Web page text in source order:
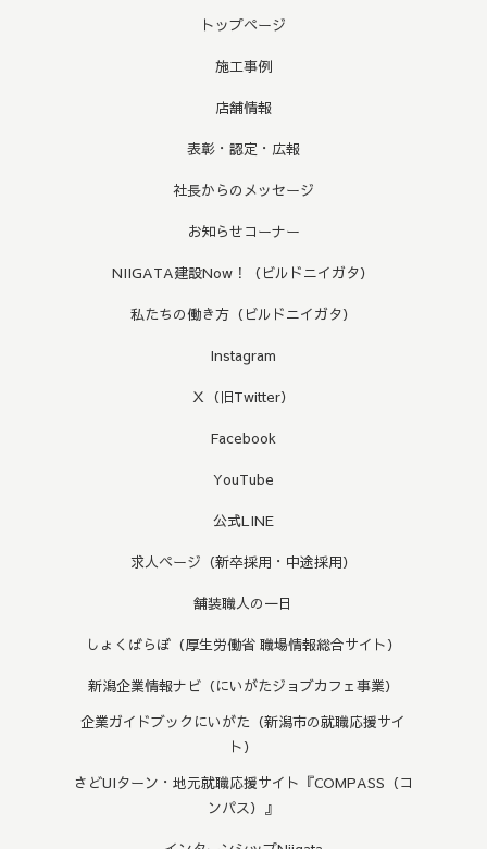
トップページ
施工事例
店舗情報
表彰・認定・広報
社長からのメッセージ
お知らせコーナー
NIIGATA建設Now！（ビルドニイガタ）
私たちの働き方（ビルドニイガタ）
Instagram
Ｘ（旧Twitter）
Facebook
YouTube
公式LINE
求人ページ（新卒採用・中途採用）
舗装職人の一日
しょくばらぼ（厚生労働省 職場情報総合サイト）
新潟企業情報ナビ（にいがたジョブカフェ事業）
企業ガイドブックにいがた（新潟市の就職応援サイ
ト）
さどUIターン・地元就職応援サイト『COMPASS（コ
ンパス）』